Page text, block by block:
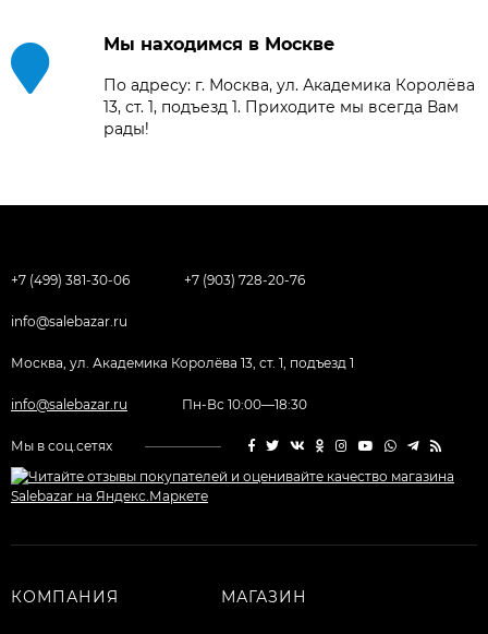
Мы находимся в Москве
По адресу: г. Москва, ул. Академика Королёва
13, ст. 1, подъезд 1. Приходите мы всегда Вам
рады!
+7 (499) 381-30-06 +7 (903) 728-20-76
info@salebazar.ru
Москва, ул. Академика Королёва 13, ст. 1, подъезд 1
info@salebazar.ru Пн-Вс 10:00—18:30
Мы в соц.сетях
КОМПАНИЯ МАГАЗИН